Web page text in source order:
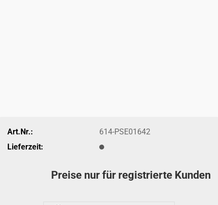
Art.Nr.:
614-PSE01642
Lieferzeit:
Preise nur für registrierte Kunden